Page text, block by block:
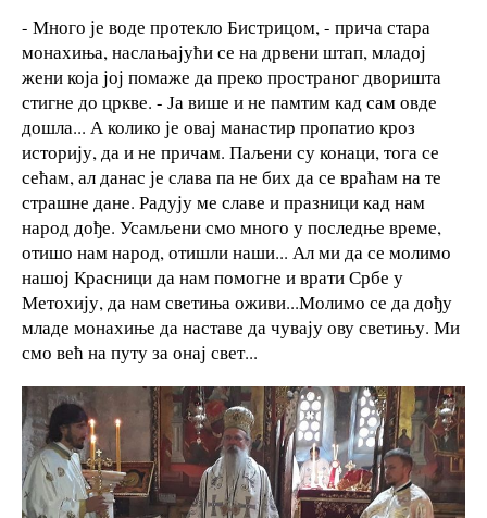
- Много је воде протекло Бистрицом, - прича стара
монахиња, наслањајући се на дрвени штап, младој
жени која јој помаже да преко пространог дворишта
стигне до цркве. - Ја више и не памтим кад сам овде
дошла... А колико је овај манастир пропатио кроз
историју, да и не причам. Паљени су конаци, тога се
сећам, ал данас је слава па не бих да се враћам на те
страшне дане. Радују ме славе и празници кад нам
народ дође. Усамљени смо много у последње време,
отишо нам народ, отишли наши... Ал ми да се молимо
нашој Красници да нам помогне и врати Србе у
Метохију, да нам светиња оживи...Молимо се да дођу
младе монахиње да наставе да чувају ову светињу. Ми
смо већ на путу за онај свет...